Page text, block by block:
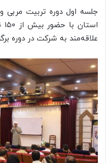
جلسه اول دوره تربیت مربی
علاقه‌مند به شرکت در دوره